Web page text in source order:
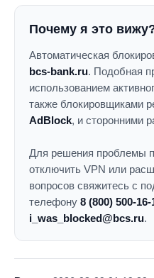
Почему я это
Автоматическая
bcs-bank.ru. Подобная
использованием
также блокировщиками
AdBlock, и сторонними
Для решения проблемы
отключить VPN или
вопросов свяжитесь с
телефону 8 (800) 500-16-
i_was_blocked@bcs.ru.